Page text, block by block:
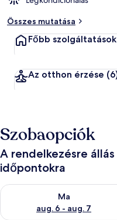
Összes mutatása
Főbb szolgáltatások
Az otthon érzése
Szobaopciók
A rendelkezésre
időpontokra
Ma
aug. 6 - aug. 7
A ma esti rendelkezésre